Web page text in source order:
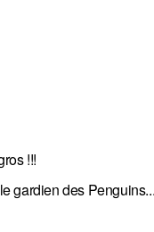
!!!
gardien des